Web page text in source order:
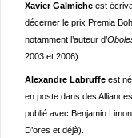
Xavier Galmiche est
décerner le prix Premia
notamment l’auteur d’
2003 et 2006)
Alexandre Labruffe est
en poste dans des
publié avec Benjamin
D’ores et déjà).